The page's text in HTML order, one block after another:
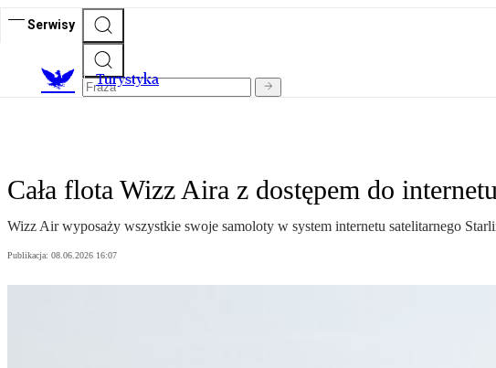
Serwisy
Turystyka
Cała flota Wizz Aira z dostępem do
Wizz Air wyposaży wszystkie swoje samoloty w system internetu satelitarnego
Publikacja: 08.06.2026 16:07